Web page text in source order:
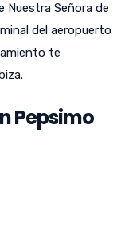
Nuestra Señora de
del aeropuerto
te
Pepsimo